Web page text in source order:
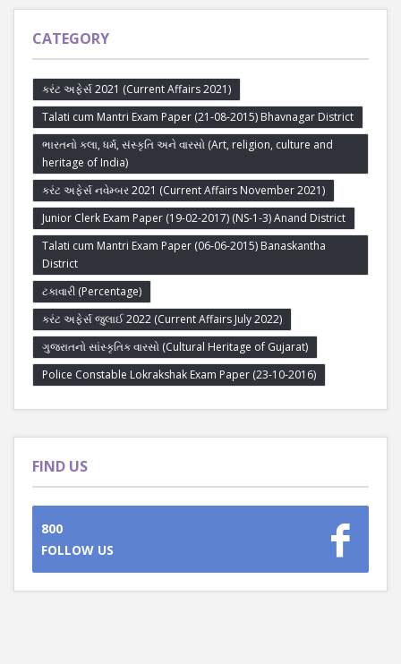
CATEGORY
કરંટ અફેર્સ 2021 (Current Affairs 2021)
Talati cum Mantri Exam Paper (21-08-2015) Bhavnagar District
ભારતનો કલા, ધર્મ, સંસ્કૃતિ અને વારસો (Art, religion, culture and
heritage of India)
કરંટ અફેર્સ નવેમ્બર 2021 (Current Affairs November 2021)
Junior Clerk Exam Paper (19-02-2017) (NS-1-3) Anand District
Talati cum Mantri Exam Paper (06-06-2015) Banaskantha
District
ટકાવારી (Percentage)
કરંટ અફેર્સ જુલાઈ 2022 (Current Affairs July 2022)
ગુજરાતનો સાંસ્કૃતિક વારસો (Cultural Heritage of Gujarat)
Police Constable Lokrakshak Exam Paper (23-10-2016)
FIND US
800
FOLLOW US